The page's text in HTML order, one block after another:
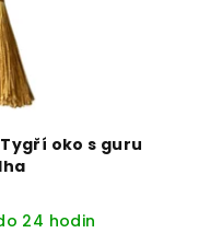
Tygří oko s guru
24 hodin